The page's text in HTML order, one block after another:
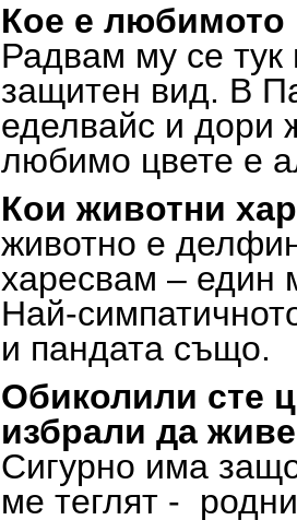
Кое е
Радвам му се
защитен вид. В
еделвайс и дори
любимо цвете е
Кои животни
животно е
харесвам – един
Най-
и пандата също.
Обиколили сте
избрали да
Сигурно има
ме теглят -